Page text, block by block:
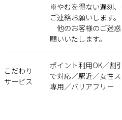
※やむを得ない遅刻
ご連絡お願いします。
他のお客様のご迷
願いいたします。
こだわり
サービス
ポイント利用OK／割
で対応／駅近／女性
専用／バリアフリー